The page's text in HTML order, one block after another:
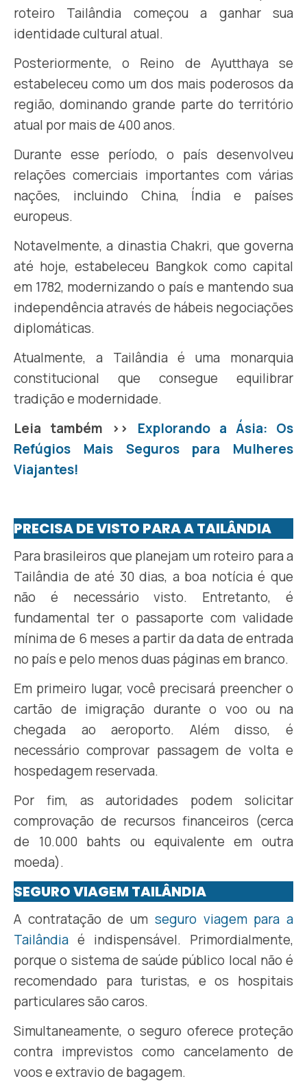
roteiro Tailândia começou a ganhar sua
identidade cultural atual.
Posteriormente, o Reino de Ayutthaya se
estabeleceu como um dos mais poderosos da
região, dominando grande parte do território
atual por mais de 400 anos.
Durante esse período, o país desenvolveu
relações comerciais importantes com várias
nações, incluindo China, Índia e países
europeus.
Notavelmente, a dinastia Chakri, que governa
até hoje, estabeleceu Bangkok como capital
em 1782, modernizando o país e mantendo sua
independência através de hábeis negociações
diplomáticas.
Atualmente, a Tailândia é uma monarquia
constitucional que consegue equilibrar
tradição e modernidade.
Leia também >> Explorando a Ásia: Os
Refúgios Mais Seguros para Mulheres
Viajantes!
PRECISA DE VISTO PARA A TAILÂNDIA
Para brasileiros que planejam um roteiro para a
Tailândia de até 30 dias, a boa notícia é que
não é necessário visto. Entretanto, é
fundamental ter o passaporte com validade
mínima de 6 meses a partir da data de entrada
no país e pelo menos duas páginas em branco.
Em primeiro lugar, você precisará preencher o
cartão de imigração durante o voo ou na
chegada ao aeroporto. Além disso, é
necessário comprovar passagem de volta e
hospedagem reservada.
Por fim, as autoridades podem solicitar
comprovação de recursos financeiros (cerca
de 10.000 bahts ou equivalente em outra
moeda).
SEGURO VIAGEM TAILÂNDIA
A contratação de um seguro viagem para a
Tailândia é indispensável. Primordialmente,
porque o sistema de saúde público local não é
recomendado para turistas, e os hospitais
particulares são caros.
Simultaneamente, o seguro oferece proteção
contra imprevistos como cancelamento de
voos e extravio de bagagem.